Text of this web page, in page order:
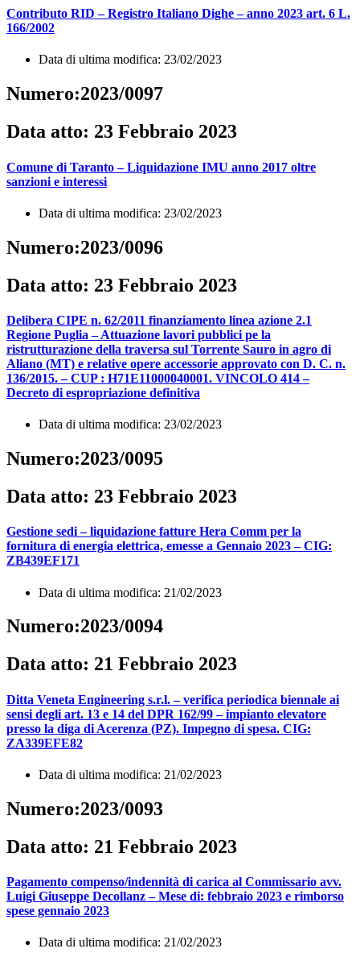
Contributo RID – Registro Italiano Dighe – anno 2023 art. 6 L.
166/2002
Data di ultima modifica: 23/02/2023
Numero:2023/0097
Data atto: 23 Febbraio 2023
Comune di Taranto – Liquidazione IMU anno 2017 oltre
sanzioni e interessi
Data di ultima modifica: 23/02/2023
Numero:2023/0096
Data atto: 23 Febbraio 2023
Delibera CIPE n. 62/2011 finanziamento linea azione 2.1
Regione Puglia – Attuazione lavori pubblici pe la
ristrutturazione della traversa sul Torrente Sauro in agro di
Aliano (MT) e relative opere accessorie approvato con D. C. n.
136/2015. – CUP : H71E11000040001. VINCOLO 414 –
Decreto di espropriazione definitiva
Data di ultima modifica: 23/02/2023
Numero:2023/0095
Data atto: 23 Febbraio 2023
Gestione sedi – liquidazione fatture Hera Comm per la
fornitura di energia elettrica, emesse a Gennaio 2023 – CIG:
ZB439EF171
Data di ultima modifica: 21/02/2023
Numero:2023/0094
Data atto: 21 Febbraio 2023
Ditta Veneta Engineering s.r.l. – verifica periodica biennale ai
sensi degli art. 13 e 14 del DPR 162/99 – impianto elevatore
presso la diga di Acerenza (PZ). Impegno di spesa. CIG:
ZA339EFE82
Data di ultima modifica: 21/02/2023
Numero:2023/0093
Data atto: 21 Febbraio 2023
Pagamento compenso/indennità di carica al Commissario avv.
Luigi Giuseppe Decollanz – Mese di: febbraio 2023 e rimborso
spese gennaio 2023
Data di ultima modifica: 21/02/2023